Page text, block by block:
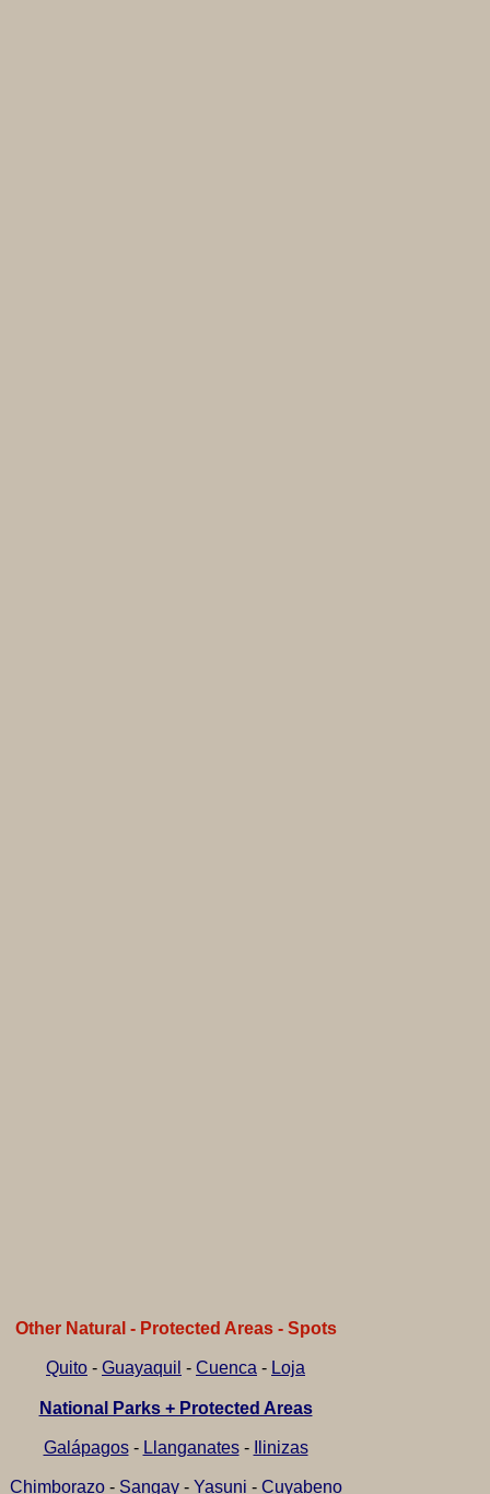
Other Natural - Protected Areas - Spots
Quito - Guayaquil - Cuenca - Loja
National Parks + Protected Areas
Galápagos- Llanganates- Ilinizas
Chimborazo- Sangay- Yasuni - Cuyabeno